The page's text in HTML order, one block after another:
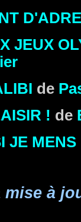
JEUX
de
! de
JE MENS
mise à